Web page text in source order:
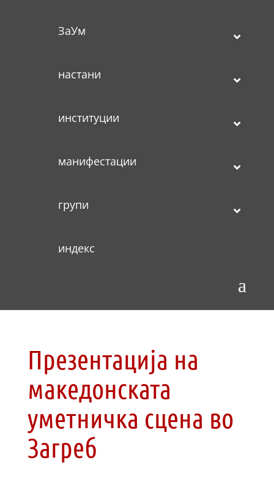
ЗаУм
настани
институции
манифестации
групи
индекс
Презентација на
македонската
уметничка сцена во
Загреб